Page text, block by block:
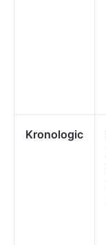
Kronologic